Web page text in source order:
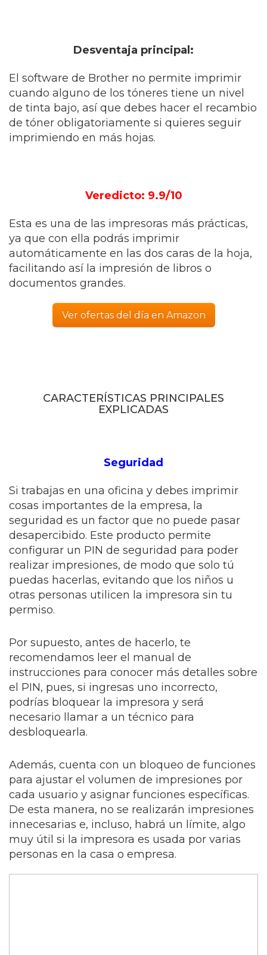
Desventaja principal:
El software de Brother no permite imprimir
cuando alguno de los tóneres tiene un nivel
de tinta bajo, así que debes hacer el recambio
de tóner obligatoriamente si quieres seguir
imprimiendo en más hojas.
Veredicto: 9.9/10
Esta es una de las impresoras más prácticas,
ya que con ella podrás imprimir
automáticamente en las dos caras de la hoja,
facilitando así la impresión de libros o
documentos grandes.
Ver ofertas del día en Amazon
CARACTERÍSTICAS PRINCIPALES
EXPLICADAS
Seguridad
Si trabajas en una oficina y debes imprimir
cosas importantes de la empresa, la
seguridad es un factor que no puede pasar
desapercibido. Este producto permite
configurar un PIN de seguridad para poder
realizar impresiones, de modo que solo tú
puedas hacerlas, evitando que los niños u
otras personas utilicen la impresora sin tu
permiso.
Por supuesto, antes de hacerlo, te
recomendamos leer el manual de
instrucciones para conocer más detalles sobre
el PIN, pues, si ingresas uno incorrecto,
podrías bloquear la impresora y será
necesario llamar a un técnico para
desbloquearla.
Además, cuenta con un bloqueo de funciones
para ajustar el volumen de impresiones por
cada usuario y asignar funciones específicas.
De esta manera, no se realizarán impresiones
innecesarias e, incluso, habrá un límite, algo
muy útil si la impresora es usada por varias
personas en la casa o empresa.